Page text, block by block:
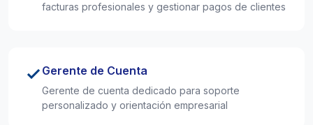
facturas profesionales y gestionar pagos de clientes
Gerente de Cuenta
Gerente de cuenta dedicado para soporte
personalizado y orientación empresarial